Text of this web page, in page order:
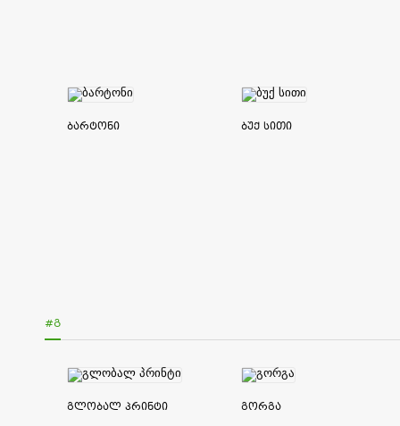
ბარტონი ბუქ სითი
#Გ
გლობალ პრინტი გორგა